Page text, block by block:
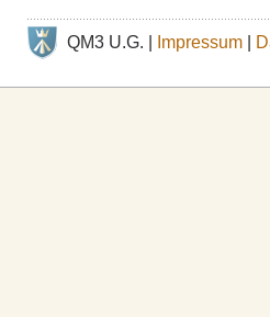
QM3 U.G. | Impressum